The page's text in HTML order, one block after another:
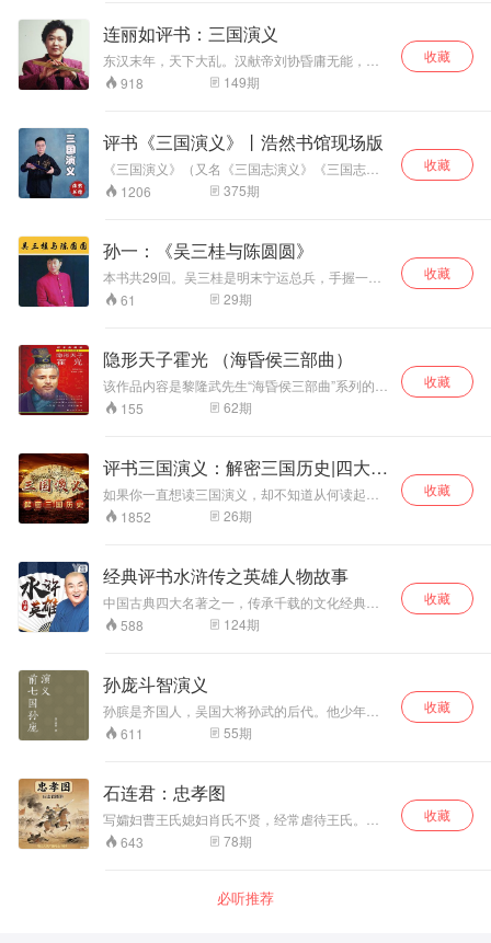
雄争霸，在这个三国时代的舞台上，英雄辈出，
智者如云，看乱世之奸雄，治世之能臣曹孟德如
何谋略天下，这里有三顾茅庐的千古佳话，也有
赵子龙于万军之中单骑救主的赤胆忠心。感受气
势磅礴的火烧赤壁，聆听空城之上诸葛亮高山流
连丽如评书：三国演义
东汉末年，天下大乱。汉献帝刘协昏庸无能，西
凉刺史董卓执掌朝纲，为所欲为。本书从司徒王
允巧施连环计说起，以貂蝉离间董卓、吕布父
董卓部将--李傕，郭汜所杀。由此引出：刘备、关
羽、张飞“桃园三结义”、刘备“三顾茅庐”；关羽“温
酒斩华雄”、“过五关斩六将”；张飞“威震长坂桥”；
赵云“单骑救幼主”；诸葛亮“七擒孟获”、“空城计吓
退司马懿”等等流传极广的篇章。此后，群雄纷
918 149期
收藏
评书《三国演义》丨浩然书馆现场版
《三国演义》（又名《三国志演义》《三国志通
俗演义》是元末明初小说家罗贯中根据陈寿《三
国志》和裴松之注解以及民间三国故事传说经过
与《西游记》《水浒传》《红楼梦》并称为中国
古典四大名著。 《三国演义》是罗贯中在有关三
国故事的宋元话本、戏曲和轶事传闻的基础上，
依据晋代陈寿所著的《三国志》以及南朝宋人裴
松之为《三国志》所作的注，所进行的艺术加工
分，描写了从东汉末年到西晋初年之间近百年的
历史风云，以描写战争为主，描述了东汉末年的
群雄割据混战和曹魏、蜀汉、东吴三国之间的政
治和军事斗争，最终司马炎一统三国，建立晋朝
群叱咤风云的三国英雄人物。 该作品成书后有嘉
靖壬午本等多个版本流传于世，到了明末清初，
毛宗岗对《三国演义》整顿回目、修正文辞、改
换诗文，该版本也成为诸多版本中水平最高、流
是一部人文长篇小说，明清时期甚至有“第一才子
书”之称。自问世以来，取材于该书的各类文艺作
品不胜枚举。该书的巨大影响力，以至于使艺术
的真实盖过了历史的真实。
1206 375期
收藏
孙一：《吴三桂与陈圆圆》
本书共29回。吴三桂是明末宁运总兵，手握一支
10万人的精锐部队，在山海关防御清军的入侵。
但当李自成占北京，刘宗敏夺了他的爱姬陈圆圆
的明朝土地。据说当时他一听到陈圆圆被占，立
即“痛哭三军俱缟素，冲冠一怒为红颜”，表面为崇
祯举丧，实则为报夺妻之恨，立誓与李自成为敌
人。
61 29期
收藏
隐形天子霍光 （海昏侯三部曲）
该作品内容是黎隆武先生“海昏侯三部曲”系列的第
二部。将一代名臣霍光的传奇人生，从忠臣、能
臣到功臣，最后堪称“隐形天子”的权臣心路历程完
155 62期
收藏
评书三国演义：解密三国历史|四大名
著
如果你一直想读三国演义，却不知道从何读起；
如果你想听精彩的三国故事，又 想了解真实的历
史细节；如果你已熟读三国，还想获悉更多拓展
春明老师一起，横贯古今，纵观豪杰，领略余韵
悠长的三国兴衰，“听”见一个有血有肉的三国。
1852 26期
收藏
经典评书水浒传之英雄人物故事
中国古典四大名著之一，传承千载的文化经典。
备受全球范围推崇，流传千古的英雄传奇故事。
不读水浒，不知天下之奇。不品梁山好汉，不懂
何叫着嚷着要上梁山 武松其实是个内心悲凉的落
寞英雄 本张专辑在民间传说故事基础上讲述《水
浒传》中108将以及和梁山有关的英雄人物故
事。深刻揭示了朝政腐败黑暗、官逼民反的严酷
现实。北宋末年政治动荡，社会矛盾激化，以宋
得丰硕战果，却终被奸臣所害，落得悲凉结局。
与王鹏老师一起进入快意恩仇、惩奸除恶的水浒
世界。 你将获得： 品读经典：108将重情重义、
快意恩仇农民起义故事 引发思考：从梁山泊英雄
群： 青少年学生：品读经典，收获感悟，增长文
588 124期
收藏
孙庞斗智演义
孙膑是齐国人，吴国大将孙武的后代。他少年时
与庞涓同师于著名高人鬼谷子。庞涓为魏惠王将
军，因忌妒孙膑才能，将其骗至魏国，施以膑刑
国，经将军田忌举荐，被齐威王重用为军师。在
齐、魏争雄具有决定意义的桂陵之战、马陵之战
中，孙膑指挥齐军两次击败魏军，迫庞涓自杀，
使齐国成为强国之一。孙膑功成身退，隐居山
林。
611 55期
收藏
石连君：忠孝图
写孀妇曹王氏媳妇肖氏不贤，经常虐待王氏。一
日，肖氏故意刁难婆婆，其夫曹庄打柴归来，见
二人争吵，出去买得钢刀一把，佯称杀狗，实欲
向他跪地求饶，表示今后痛改前非，曹王氏亦来
劝二人和好，曹庄听母亲相劝，从此一家和睦。
643 78期
收藏
必听推荐